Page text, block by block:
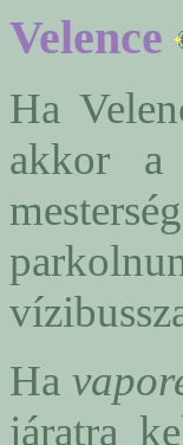
Velence
Ha
akkor a
Ha
járatra